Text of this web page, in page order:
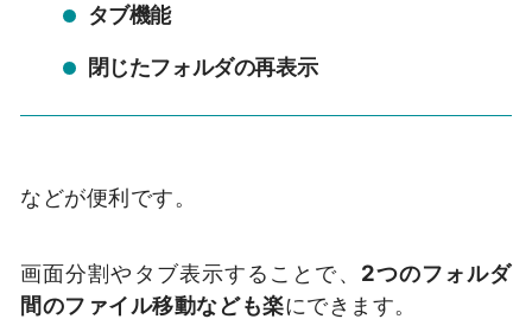
タブ機能
閉じたフォルダの再表示
などが便利です。
画面分割やタブ表示することで、 2つのフォルダ
間のファイル移動なども楽にできます。